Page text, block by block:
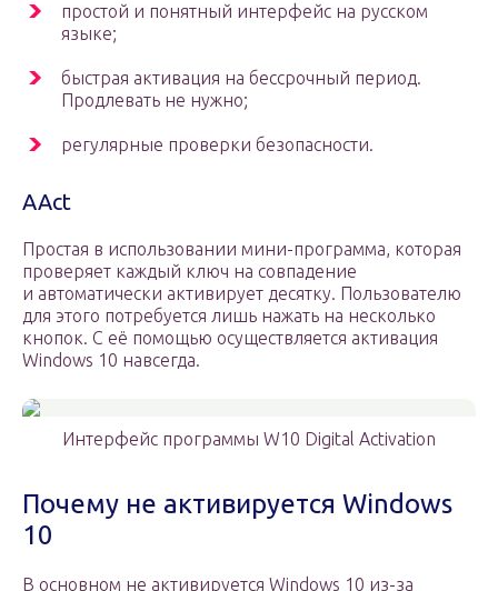
простой и понятный интерфейс на русском
языке;
быстрая активация на бессрочный период.
Продлевать не нужно;
регулярные проверки безопасности.
AAct
Простая в использовании мини-программа, которая
проверяет каждый ключ на совпадение
и автоматически активирует десятку. Пользователю
для этого потребуется лишь нажать на несколько
кнопок. С её помощью осуществляется активация
Windows 10 навсегда.
Интерфейс программы W10 Digital Activation
Почему не активируется Windows
10
В основном не активируется Windows 10 из-за